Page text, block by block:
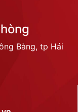
Bàng, tp Hải